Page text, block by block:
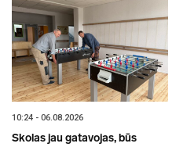
10:24 - 06.08.2026
Skolas jau gatavojas, būs